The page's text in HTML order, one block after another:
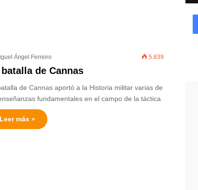
Ángel Ferreiro 5.839
de Cannas
de Cannas aportó a la Historia militar varias de
fundamentales en el campo de la táctica
Leer más »